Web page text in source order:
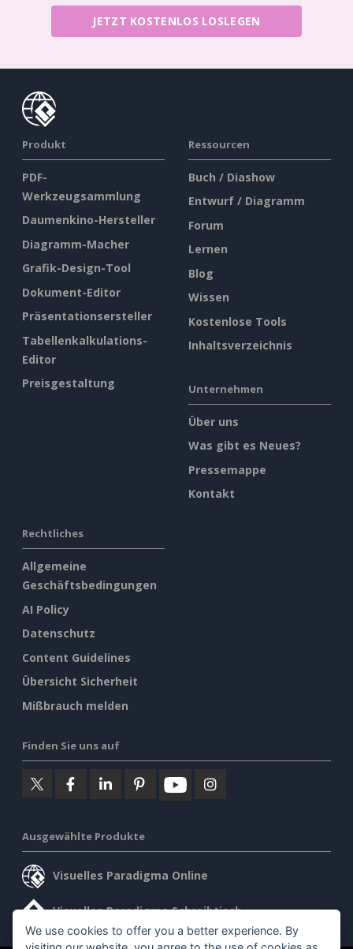
JETZT KOSTENLOS LOSLEGEN
Produkt
PDF-
Werkzeugsammlung
Daumenkino-Hersteller
Diagramm-Macher
Grafik-Design-Tool
Dokument-Editor
Präsentationsersteller
Tabellenkalkulations-
Editor
Preisgestaltung
Ressourcen
Buch / Diashow
Entwurf / Diagramm
Forum
Lernen
Blog
Wissen
Kostenlose Tools
Inhaltsverzeichnis
Unternehmen
Über uns
Was gibt es Neues?
Pressemappe
Kontakt
Rechtliches
Allgemeine
Geschäftsbedingungen
AI Policy
Datenschutz
Content Guidelines
Übersicht Sicherheit
Mißbrauch melden
Finden Sie uns auf
Ausgewählte Produkte
Visuelles Paradigma Online
Visuelles Paradigma Schreibtisch
We use cookies to offer you a better experience. By